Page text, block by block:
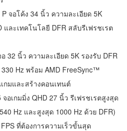
P จอโค้ง 34 นิ้ว ความละเอียด 5K
และเทคโนโลยี DFR สลับรีเฟรชเรต
32 นิ้ว ความละเอียด 5K รองรับ DFR
Hz พร้อม AMD FreeSync™
กมและสร้างคอนเทนต์
จอเกมมิ่ง QHD 27 นิ้ว รีเฟรชเรตสูงสุด
Hz และสูงสุด 1000 Hz ด้วย DFR)
ที่ต้องการความเร็วขั้นสุด